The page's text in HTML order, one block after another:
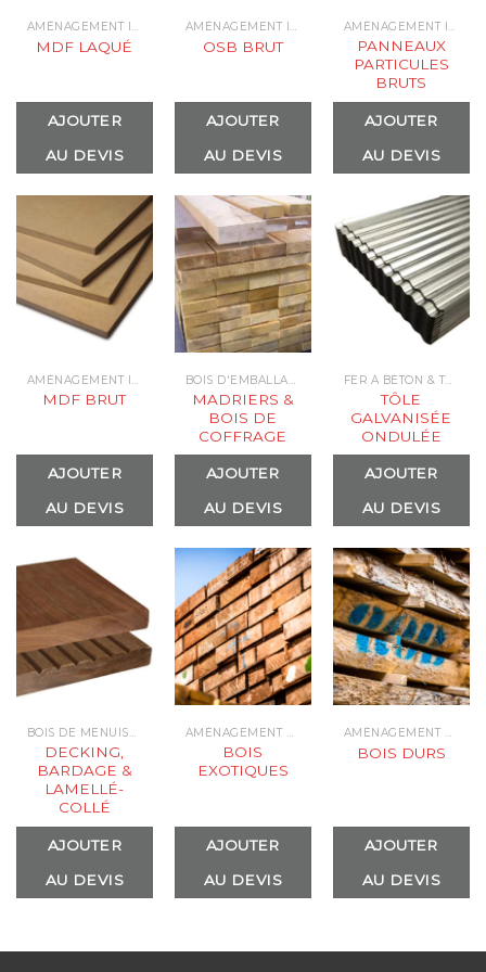
AMÉNAGEMENT INTÉRIEUR & PARQUETS
MDF LAQUÉ
AJOUTER
AU DEVIS
AMÉNAGEMENT INTÉRIEUR & PARQUETS
OSB BRUT
AJOUTER
AU DEVIS
AMÉNAGEMENT INTÉRIEUR & PARQUETS
PANNEAUX
PARTICULES
BRUTS
AJOUTER
AU DEVIS
AMÉNAGEMENT INTÉRIEUR & PARQUETS
MDF BRUT
AJOUTER
AU DEVIS
BOIS D'EMBALLAGE & INDUSTRIEL
MADRIERS &
BOIS DE
COFFRAGE
AJOUTER
AU DEVIS
FER À BÉTON & TÔLE
TÔLE
GALVANISÉE
ONDULÉE
AJOUTER
AU DEVIS
BOIS DE MENUISERIE
DECKING,
BARDAGE &
LAMELLÉ-
COLLÉ
AJOUTER
AU DEVIS
AMÉNAGEMENT EXTÉRIEUR
BOIS
EXOTIQUES
AJOUTER
AU DEVIS
AMÉNAGEMENT EXTÉRIEUR
BOIS DURS
AJOUTER
AU DEVIS